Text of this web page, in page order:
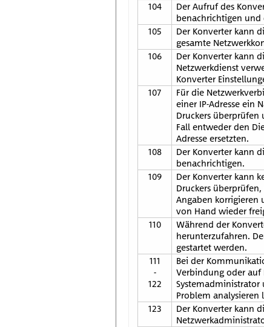
104
Der Aufruf des
benachrichtigen und
105
Der Konverter kann
gesamte
106
Der Konverter kann
Netzwerkdienst
Konverter
107
Für die
einer IP-Adresse ein
Druckers überprüfen
Fall entweder den
Adresse ersetzten.
108
Der Konverter kann
benachrichtigen.
109
Der Konverter kann
Druckers
Angaben korrigieren
von Hand wieder
110
Während der
herunterzufahren.
gestartet werden.
111
-
122
Bei der
Verbindung oder auf
Systemadministrator
Problem analysieren
123
Der Konverter kann